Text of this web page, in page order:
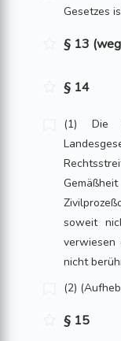
Gesetzes
§ 13
§ 14
(1) Die
soweit
verwiesen
nicht
(2)
§ 15